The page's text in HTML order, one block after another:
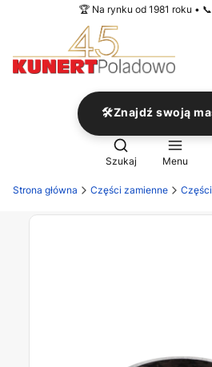
🏆 Na rynku od 1981 roku • 📞
🛠️Znajdź swoją
Otwórz
Szukaj Menu
Strona główna Części zamienne